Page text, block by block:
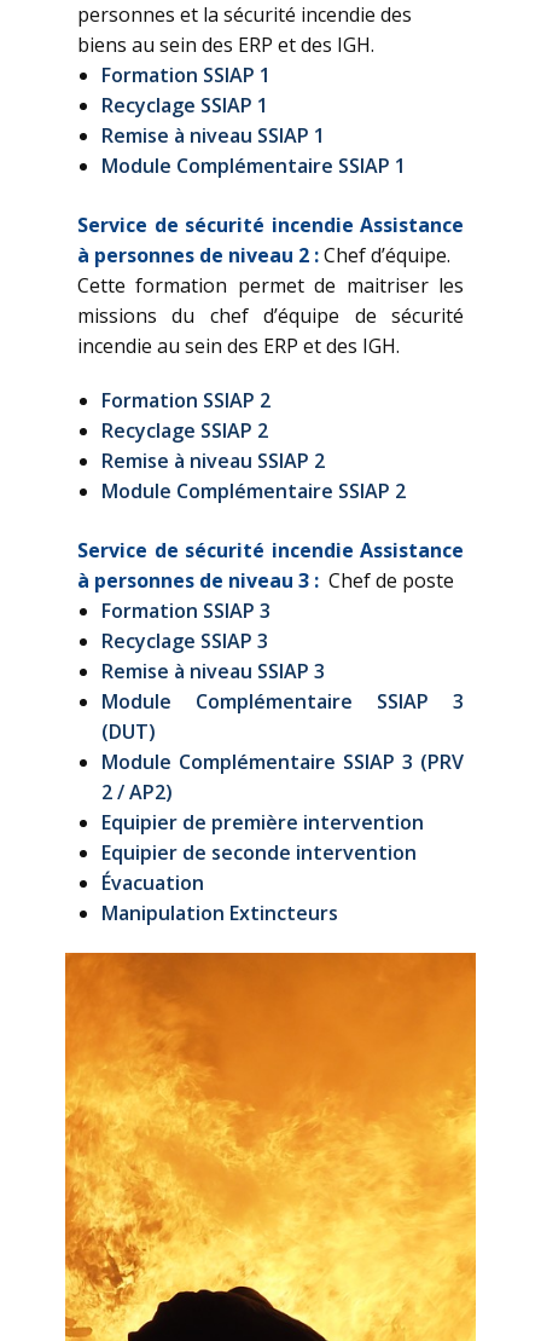
personnes et la sécurité incendie des
biens au sein des ERP et des IGH.
Formation SSIAP 1
Recyclage SSIAP 1
Remise à niveau SSIAP 1
Module Complémentaire SSIAP 1
Service de sécurité incendie Assistance
à personnes de niveau 2 :Chef d’équipe.
Cette formation permet de maitriser les
missions du chef d’équipe de sécurité
incendie au sein des ERP et des IGH.
Formation SSIAP 2
Recyclage SSIAP 2
Remise à niveau SSIAP 2
Module Complémentaire SSIAP 2
Service de sécurité incendie Assistance
à personnes de niveau 3 : Chef de poste
Formation SSIAP 3
Recyclage SSIAP 3
Remise à niveau SSIAP 3
Module Complémentaire SSIAP 3
(DUT)
Module Complémentaire SSIAP 3 (PRV
2 / AP2)
Equipier de première intervention
Equipier de seconde intervention
Évacuation
Manipulation Extincteurs